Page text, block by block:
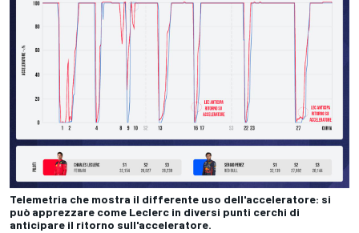
Telemetria che mostra il differente uso dell'acceleratore: si
può apprezzare come Leclerc in diversi punti cerchi di
anticipare il ritorno sull'acceleratore.